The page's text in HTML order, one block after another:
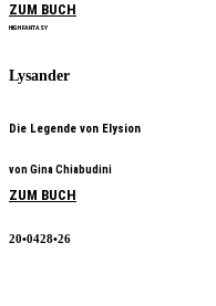
ZUM BUCH
HIGH FANTASY
Lysander
Die Legende von Elysion
von Gina Chiabudini
ZUM BUCH
20•0428•26